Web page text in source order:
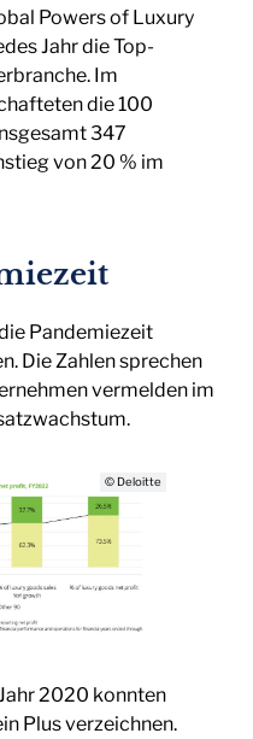
Powers of Luxury
Jahr die Top-
Im
die 100
347
von 20 % im
Pandemiezeit
Die Zahlen sprechen
vermelden im
© Deloitte
2020 konnten
Plus verzeichnen.